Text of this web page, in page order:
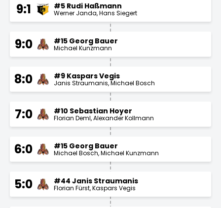
9:1 #5 Rudi Haßmann
Werner Janda Hans Siegert
9:0 #15 Georg Bauer
Michael Kunzmann
8:0 #9 Kaspars Vegis
Janis Straumanis Michael Bosch
7:0 #10 Sebastian Hoyer
Florian Deml Alexander Kollmann
6:0 #15 Georg Bauer
Michael Bosch Michael Kunzmann
5:0 #44 Janis Straumanis
Florian Fürst Kaspars Vegis